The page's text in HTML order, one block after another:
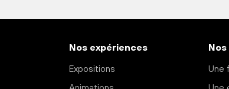
Nos expériences
Expositions
Une